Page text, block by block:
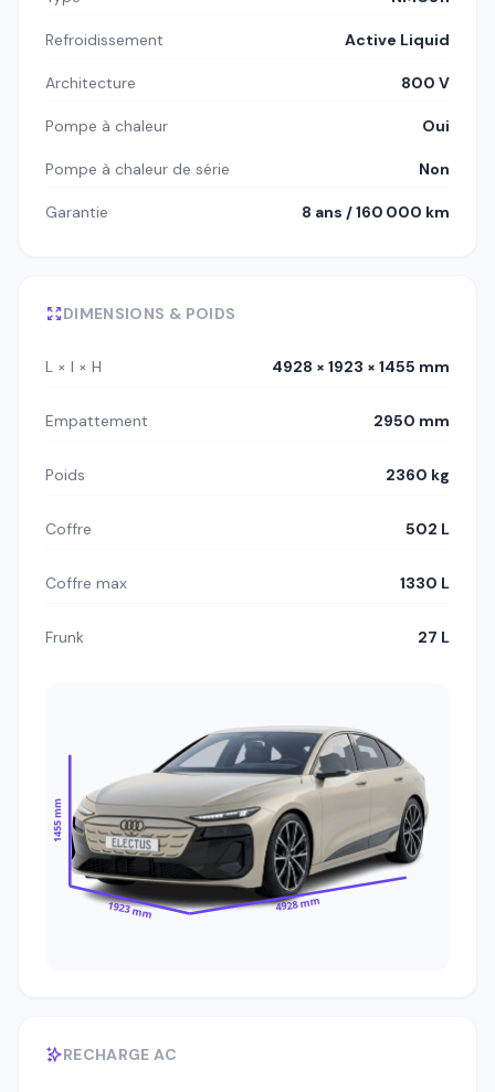
Refroidissement Active Liquid
Architecture 800 V
Pompe à chaleur Oui
Pompe à chaleur de série Non
Garantie 8 ans / 160 000 km
DIMENSIONS & POIDS
L × l × H 4928 × 1923 × 1455 mm
Empattement 2950 mm
Poids 2360 kg
Coffre 502 L
Coffre max 1330 L
Frunk 27 L
1455 mm
1923 mm 4928 mm
RECHARGE AC